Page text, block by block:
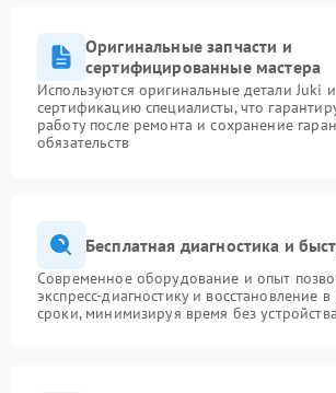
Оригинальные запчасти и
сертифицированные мастера
Используются оригинальные детали Juki
сертификацию специалисты, что
работу после ремонта и сохранение
обязательств
Бесплатная диагностика и
Современное оборудование и опыт
экспресс-диагностику и восстановление
сроки, минимизируя время без устройства